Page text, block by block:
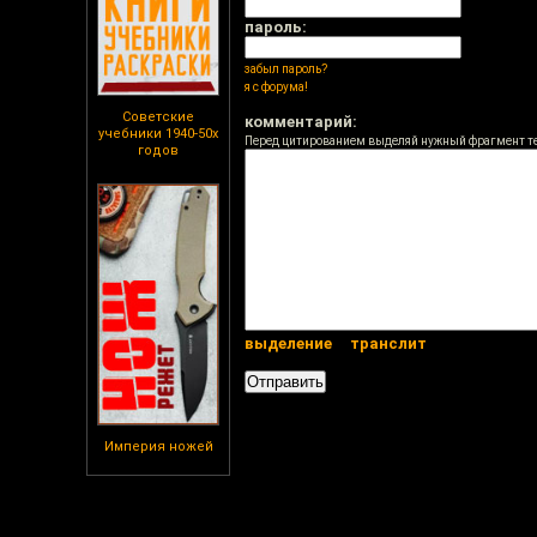
Советские
учебники 1940-50х
годов
Империя ножей
пароль:
забыл пароль?
я с форума!
комментарий:
Перед цитированием выделяй нужный фрагмент
выделение транслит